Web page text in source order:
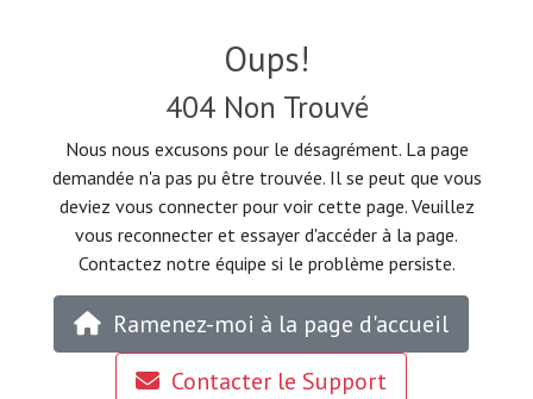
Oups!
404 Non Trouvé
Nous nous excusons pour le désagrément. La page
demandée n'a pas pu être trouvée. Il se peut que vous
deviez vous connecter pour voir cette page. Veuillez
vous reconnecter et essayer d'accéder à la page.
Contactez notre équipe si le problème persiste.
Ramenez-moi à la page d'accueil
Contacter le Support